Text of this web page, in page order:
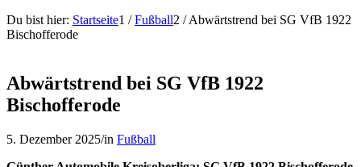
Du bist hier: Startseite1 / Fußball2 / Abwärtstrend bei SG VfB 1922
Bischofferode
Abwärtstrend bei SG VfB 1922
Bischofferode
5. Dezember 2025/in Fußball